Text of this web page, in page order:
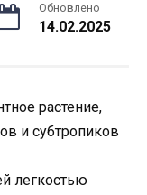
Обновлено
14.02.2025
растение,
и субтропиков
легкостью